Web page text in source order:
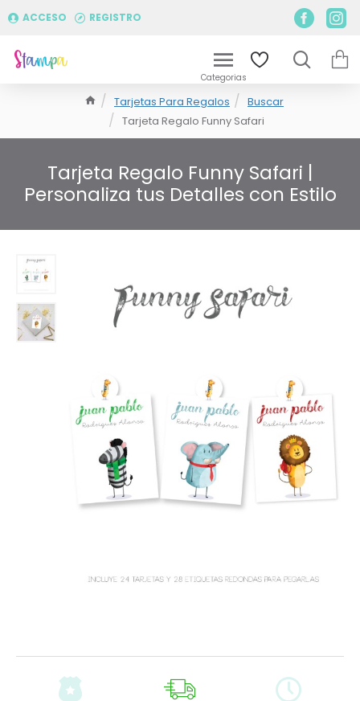
ACCESO REGISTRO
Tarjetas Para Regalos
Buscar
Tarjeta Regalo Funny Safari
Tarjeta Regalo Funny Safari |
Personaliza tus Detalles con Estilo